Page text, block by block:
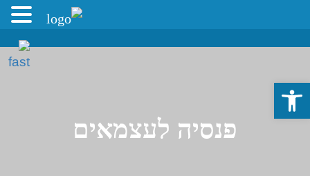
פנסיה לעצמאים
פתח סרגל נגישות